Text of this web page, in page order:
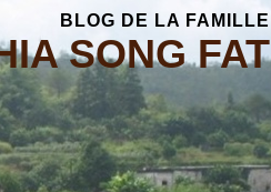
BLOG DE LA FAMILLE
SONG FAT